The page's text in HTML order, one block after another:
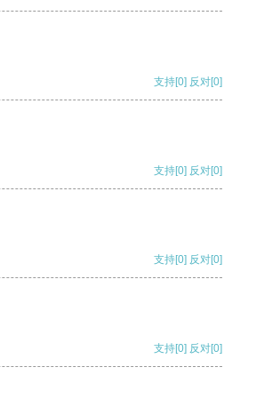
支持[0] 反对[0]
支持[0] 反对[0]
支持[0] 反对[0]
支持[0] 反对[0]